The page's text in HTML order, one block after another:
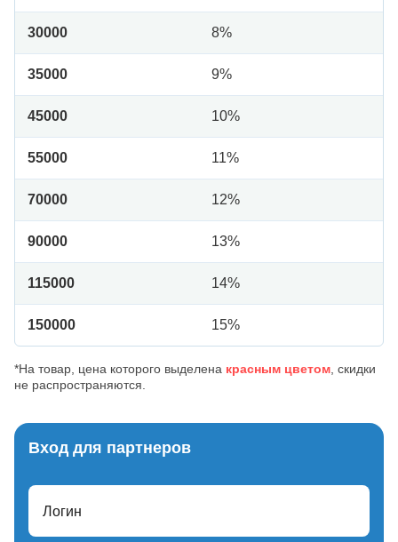
30000 8%
35000 9%
45000 10%
55000 11%
70000 12%
90000 13%
115000 14%
150000 15%
*На товар, цена которого выделена красным цветом , скидки
не распространяются.
Вход для партнеров
Логин